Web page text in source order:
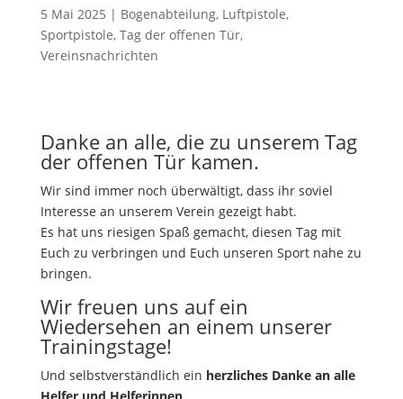
5 Mai 2025 | Bogenabteilung, Luftpistole,
Sportpistole, Tag der offenen Tür,
Vereinsnachrichten
Danke an alle, die zu unserem Tag
der offenen Tür kamen.
Wir sind immer noch überwältigt, dass ihr soviel
Interesse an unserem Verein gezeigt habt.
Es hat uns riesigen Spaß gemacht, diesen Tag mit
Euch zu verbringen und Euch unseren Sport nahe zu
bringen.
Wir freuen uns auf ein
Wiedersehen an einem unserer
Trainingstage!
Und selbstverständlich ein herzliches Danke an alle